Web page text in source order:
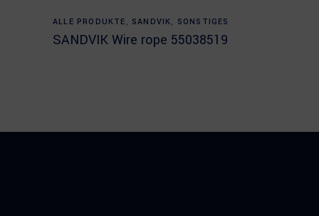
Read more
ALLE PRODUKTE , SANDVIK, SONSTIGES
SANDVIK Wire rope 55038519